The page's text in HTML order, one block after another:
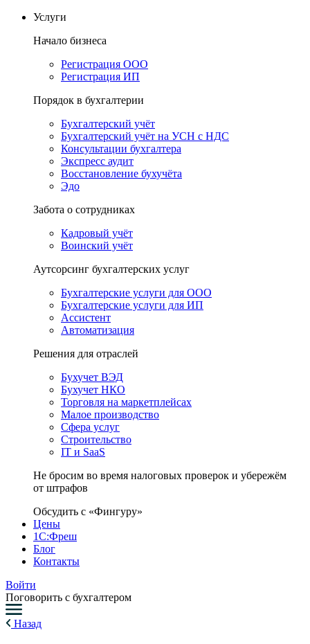
Услуги
Начало бизнеса
Регистрация ООО
Регистрация ИП
Порядок в бухгалтерии
Бухгалтерский учёт
Бухгалтерский учёт на УСН с НДС
Консультации бухгалтера
Экспресс аудит
Восстановление бухучёта
Эдо
Забота о сотрудниках
Кадровый учёт
Воинский учёт
Аутсорсинг бухгалтерских услуг
Бухгалтерские услуги для ООО
Бухгалтерские услуги для ИП
Ассистент
Автоматизация
Решения для отраслей
Бухучет ВЭД
Бухучет НКО
Торговля на маркетплейсах
Малое производство
Сфера услуг
Строительство
IT и SaaS
Не бросим во время налоговых проверок и убережём
от штрафов
Обсудить с «Фингуру»
Цены
1С:Фреш
Блог
Контакты
Войти
Поговорить с бухгалтером
Назад